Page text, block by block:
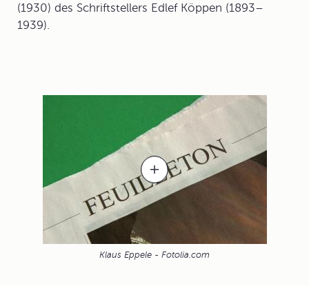
(1930) des Schriftstellers Edlef Köppen (1893–
1939).
Klaus Eppele - Fotolia.com